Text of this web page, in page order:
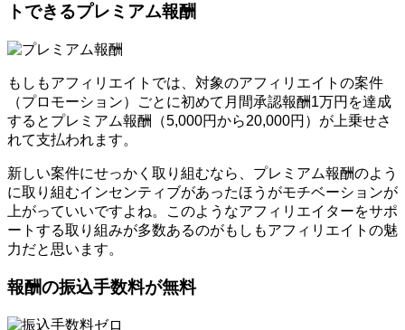
トできるプレミアム報酬
もしもアフィリエイトでは、対象のアフィリエイトの案件
（プロモーション）ごとに初めて月間承認報酬1万円を達成
するとプレミアム報酬（5,000円から20,000円）が上乗せさ
れて支払われます。
新しい案件にせっかく取り組むなら、プレミアム報酬のよう
に取り組むインセンティブがあったほうがモチベーションが
上がっていいですよね。このようなアフィリエイターをサポ
ートする取り組みが多数あるのがもしもアフィリエイトの魅
力だと思います。
報酬の振込手数料が無料